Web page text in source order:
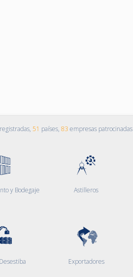
51 países, 83 empresas patrocinadas
y Bodegaje Astilleros
Exportadores